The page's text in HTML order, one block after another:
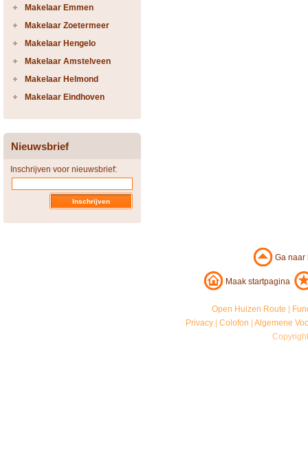
Makelaar Emmen
Makelaar Zoetermeer
Makelaar Hengelo
Makelaar Amstelveen
Makelaar Helmond
Makelaar Eindhoven
Nieuwsbrief
Inschrijven voor nieuwsbrief:
Ga
Maak startpagina
Open Huizen Route
Privacy |Colofon |Algemene